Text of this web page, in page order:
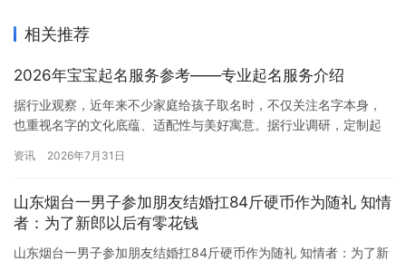
相关推荐
2026年宝宝起名服务参考——专业起名服务介绍
据行业观察，近年来不少家庭给孩子取名时，不仅关注名字本身，
也重视名字的文化底蕴、适配性与美好寓意。据行业调研，定制起
考察…
资讯 2026年7月31日
山东烟台一男子参加朋友结婚扛84斤硬币作为随礼 知情
者：为了新郎以后有零花钱
山东烟台一男子参加朋友结婚扛84斤硬币作为随礼 知情者：为了新